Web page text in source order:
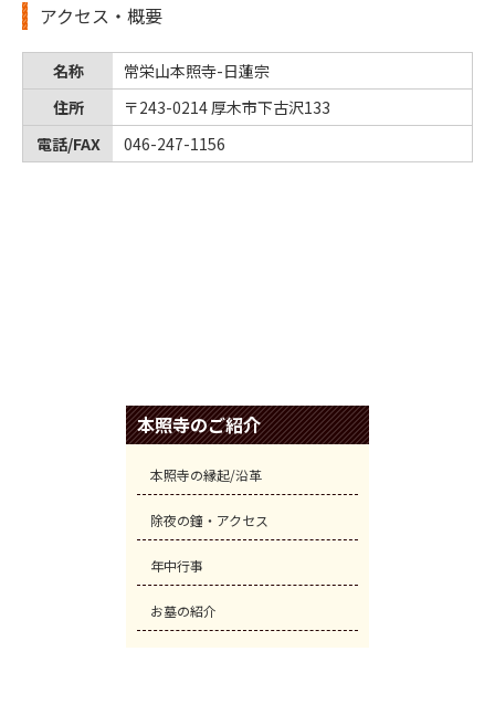
アクセス・概要
名称
常栄山本照寺-日蓮宗
住所
〒243-0214 厚木市下古沢133
電話/FAX
046-247-1156
本照寺のご紹介
本照寺の縁起/沿革
除夜の鐘・アクセス
年中行事
お墓の紹介